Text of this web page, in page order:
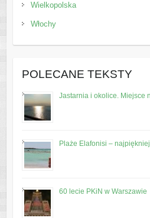
Wielkopolska
Włochy
POLECANE TEKSTY
Jastarnia i okolice. Miejsce
Plaże Elafonisi –
60 lecie PKiN w Warszawie